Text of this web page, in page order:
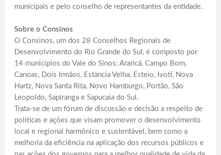
municipais e pelo conselho de representantes da entidade.
Sobre o Consinos
O Consinos, um dos 28 Conselhos Regionais de
Desenvolvimento do Rio Grande do Sul, é composto por
14 municípios do Vale do Sinos: Araricá, Campo Bom,
Canoas, Dois Irmãos, Estância Velha, Esteio, Ivoti, Nova
Hartz, Nova Santa Rita, Novo Hamburgo, Portão, São
Leopoldo, Sapiranga e Sapucaia do Sul.
Trata-se de um fórum de discussão e decisão a respeito de
políticas e ações que visam promover o desenvolvimento
local e regional harmônico e sustentável, bem como a
melhoria da eficiência na aplicação dos recursos públicos e